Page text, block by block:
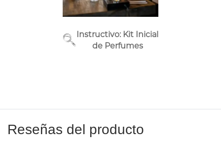
Instructivo: Kit Inicial
de Perfumes
Reseñas del producto